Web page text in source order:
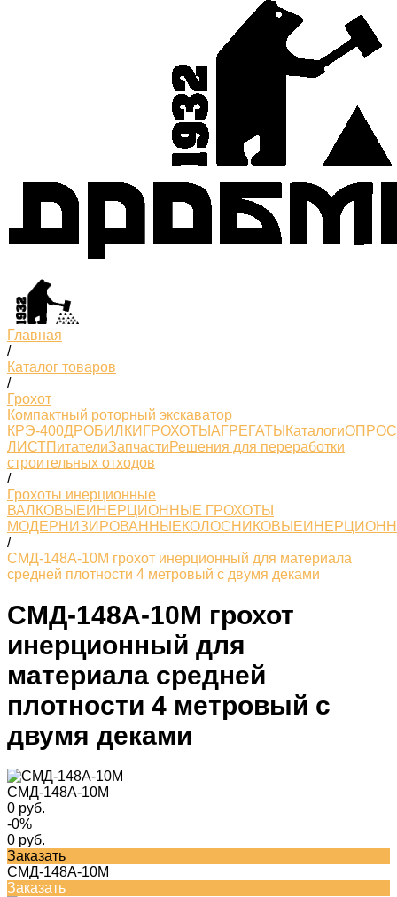
Главная
/
Каталог товаров
/
Грохот
Компактный роторный экскаватор
КРЭ-400ДРОБИЛКИ ГРОХОТЫ АГРЕГАТЫ Каталоги
ЛИСТПитателиЗапчастиРешения для переработки
строительных отходов
/
Грохоты инерционные
ВАЛКОВЫЕИНЕРЦИОННЫЕ ГРОХОТЫ
МОДЕРНИЗИРОВАННЫЕКОЛОСНИКОВЫЕ
/
СМД-148А-10М грохот инерционный для материала
средней плотности 4 метровый с двумя деками
СМД-148А-10М грохот
инерционный для
материала средней
плотности 4 метровый с
двумя деками
СМД-148А-10М
0 руб.
-0%
0 руб.
Заказать
СМД-148А-10М
Заказать